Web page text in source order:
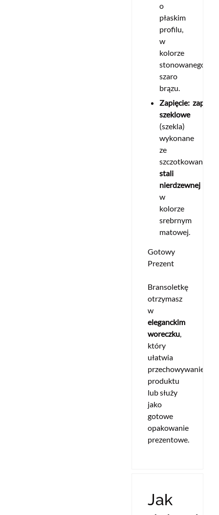
o
płaskim
profilu,
w
kolorze
stonowanego
szaro
brązu.
Zapięcie: zapięcie
szeklowe
(szekla)
wykonane
ze
szczotkowanej
stali
nierdzewnej
w
kolorze
srebrnym
matowej.
Gotowy
Prezent
Bransoletkę
otrzymasz
w
eleganckim
woreczku
który
ułatwia
przechowywanie
produktu
lub służy
jako
gotowe
opakowanie
prezentowe.
Jak